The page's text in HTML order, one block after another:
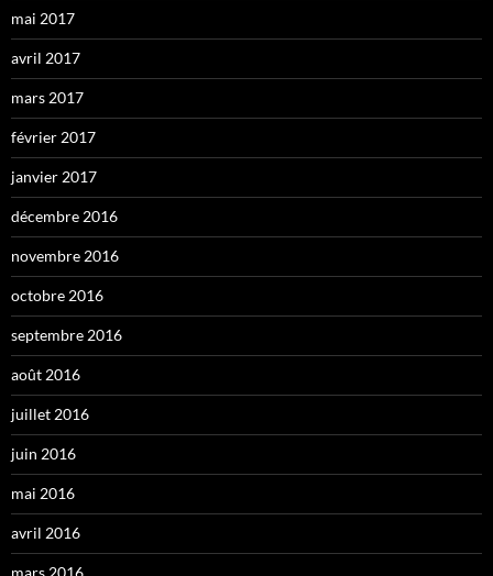
mai 2017
avril 2017
mars 2017
février 2017
janvier 2017
décembre 2016
novembre 2016
octobre 2016
septembre 2016
août 2016
juillet 2016
juin 2016
mai 2016
avril 2016
mars 2016